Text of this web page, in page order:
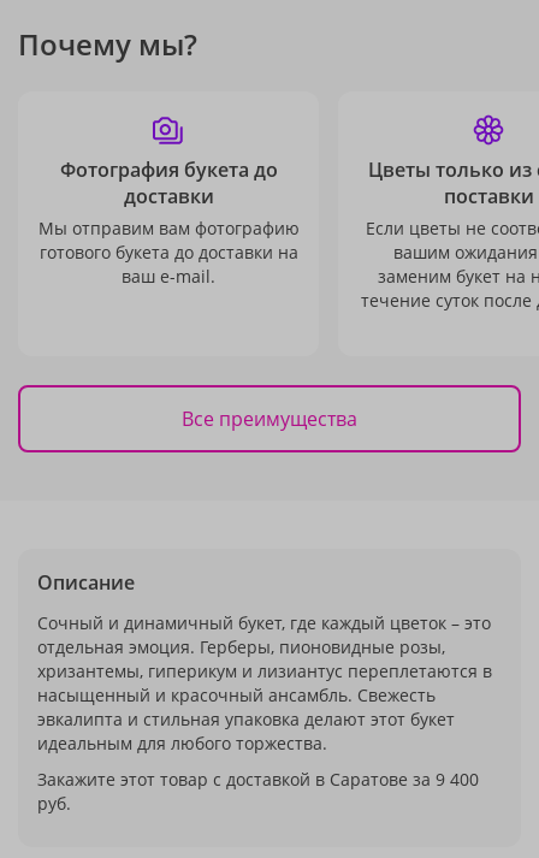
Почему мы?
Фотография букета до
доставки
Мы отправим вам фотографию
готового букета до доставки на
ваш e-mail.
Цветы только из
поставки
Если цветы не
вашим
заменим букет на
течение суток после
Все преимущества
Описание
Сочный и динамичный букет, где каждый цветок – это
отдельная эмоция. Герберы, пионовидные розы,
хризантемы, гиперикум и лизиантус переплетаются в
насыщенный и красочный ансамбль. Свежесть
эвкалипта и стильная упаковка делают этот букет
идеальным для любого торжества.
Закажите этот товар с доставкой в Саратове за 9 400
руб.